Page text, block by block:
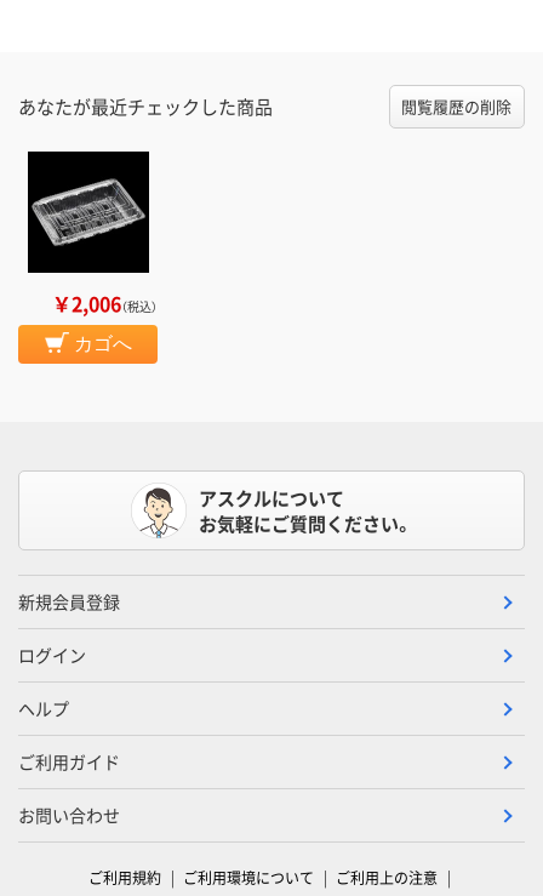
あなたが最近チェックした商品 閲覧履歴の削除
￥2,006（税込）
カゴへ
アスクルについて
お気軽にご質問ください。
新規会員登録
ログイン
ヘルプ
ご利用ガイド
お問い合わせ
ご利用規約 ご利用環境について ご利用上の注意